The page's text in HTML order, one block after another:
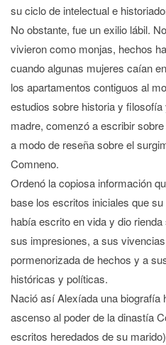
su ciclo de intelectual e
No obstante, fue un exilio lábil.
vivieron como monjas, hechos
cuando algunas mujeres caían
los apartamentos contiguos al
estudios sobre historia y filosofía
madre, comenzó a escribir
a modo de reseña sobre el
Comneno.
Ordenó la copiosa información
base los escritos iniciales que
había escrito en vida y dio
sus impresiones, a sus
pormenorizada de hechos y a
históricas y políticas.
Nació así Alexíada una biografía
ascenso al poder de la dinastía
escritos heredados de su